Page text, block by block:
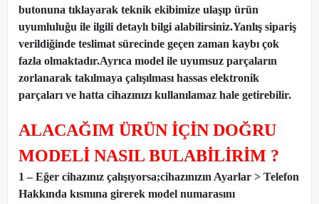
butonuna tıklayarak teknik ekibimize ulaşıp ürün
uyumluluğu ile ilgili detaylı bilgi alabilirsiniz.Yanlış sipariş
verildiğinde teslimat sürecinde geçen zaman kaybı çok
fazla olmaktadır.Ayrıca model ile uyumsuz parçaların
zorlanarak takılmaya çalışılması hassas elektronik
parçaları ve hatta cihazınızı kullanılamaz hale getirebilir.
ALACAĞIM ÜRÜN İÇİN DOĞRU
MODELİ NASIL BULABİLİRİM ?
1 – Eğer cihazınız çalışıyorsa;cihazınızın Ayarlar > Telefon
Hakkında kısmına girerek model numarasını